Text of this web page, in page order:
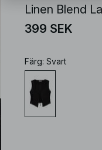
Linen Blend
399 SEK
Färg: Svart